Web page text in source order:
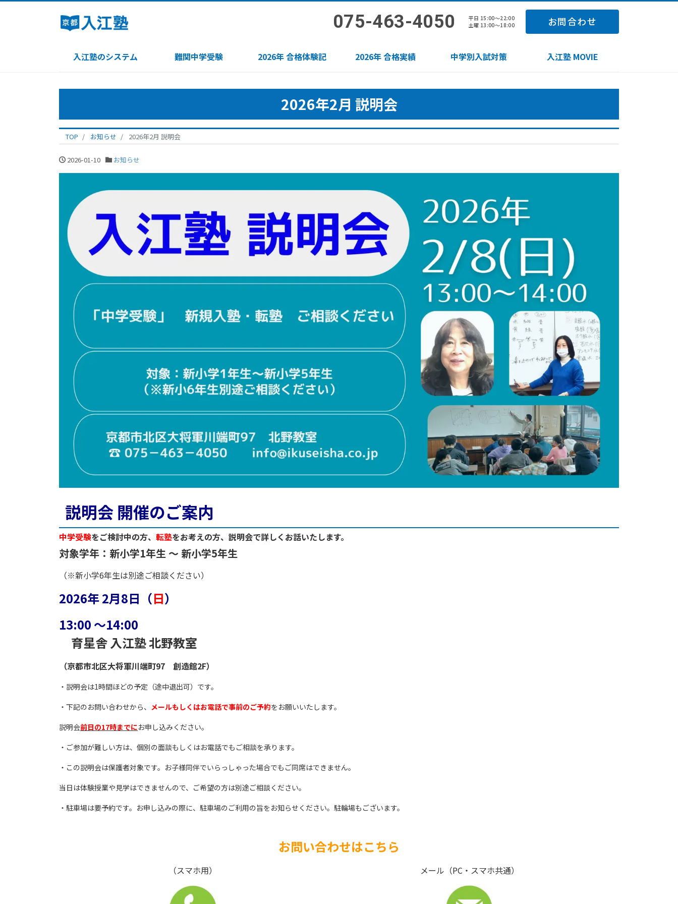
075-463-4050
平日 15:00～22:00
土曜 13:00～18:00
お問合わせ
入江塾のシステム 難関中学受験 2026年 合格体験記 2026年 合格実績 中学別入試対策 入江塾 MOVIE
2026年2月 説明会
TOP お知らせ 2026年2月 説明会
2026-01-10 お知らせ
説明会 開催のご案内
中学受験をご検討中の方、 転塾をお考えの方、説明会で詳しくお話いたします。
対象学年：新小学1年生 ～ 新小学5年生
（※新小学6年生は別途ご相談ください）
2026年 2月8日（日）
13:00 ～14:00
育星舎 入江塾 北野教室
（京都市北区大将軍川端町97 創造館2F）
・説明会は1時間ほどの予定（途中退出可）です。
・下記のお問い合わせから、 メールもしくはお電話で事前のご予約をお願いいたします。
説明会前日の17時までにお申し込みください。
・ご参加が難しい方は、個別の面談もしくはお電話でもご相談を承ります。
・この説明会は保護者対象です。お子様同伴でいらっしゃった場合でもご同席はできません。
当日は体験授業や見学はできませんので、ご希望の方は別途ご相談ください。
・駐車場は要予約です。お申し込みの際に、駐車場のご利用の旨をお知らせください。駐輪場もございます。
お問い合わせはこちら
（スマホ用） メール（PC・スマホ共通）